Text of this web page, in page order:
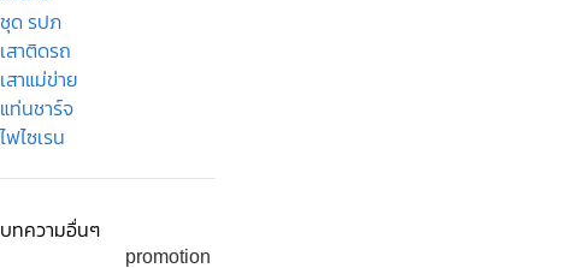
ชุด รปภ
เสาติดรถ
เสาแม่ข่าย
แท่นชาร์จ
ไฟไซเรน
บทความอื่นๆ
promotion